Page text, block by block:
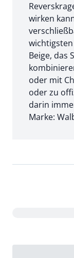
wirken
Beige, das
oder mit
oder zu
darin
Marke: